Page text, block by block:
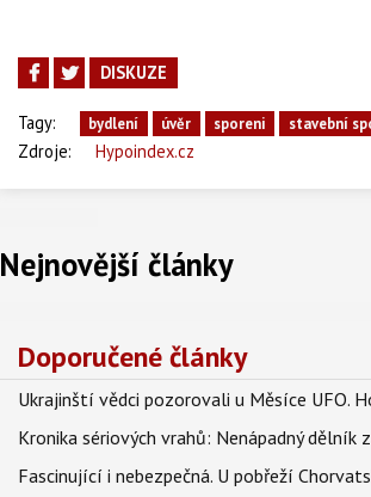
DISKUZE
Tagy: bydlení úvěr sporeni stavební
Zdroje: Hypoindex.cz
Nejnovější články
Doporučené články
Ukrajinští vědci pozorovali u Měsíce UFO.
Kronika sériových vrahů: Nenápadný
Fascinující i nebezpečná. U pobřeží